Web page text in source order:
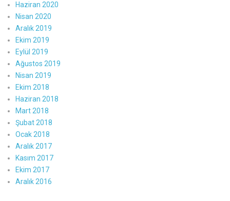
Haziran 2020
Nisan 2020
Aralık 2019
Ekim 2019
Eylül 2019
Ağustos 2019
Nisan 2019
Ekim 2018
Haziran 2018
Mart 2018
Şubat 2018
Ocak 2018
Aralık 2017
Kasım 2017
Ekim 2017
Aralık 2016